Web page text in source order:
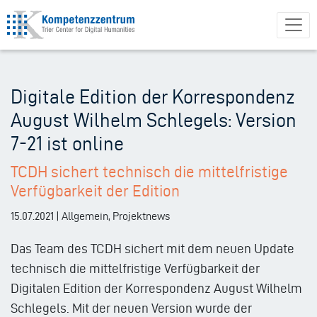
Direkt
zum
Inhalt
Digitale Edition der Korrespondenz
August Wilhelm Schlegels: Version
7-21 ist online
TCDH sichert technisch die mittelfristige
Verfügbarkeit der Edition
15.07.2021 | Allgemein, Projektnews
Das Team des TCDH sichert mit dem neuen Update
technisch die mittelfristige Verfügbarkeit der
Digitalen Edition der Korrespondenz August Wilhelm
Schlegels. Mit der neuen Version wurde der